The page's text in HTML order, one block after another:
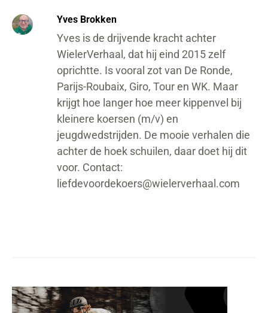
Yves Brokken
Yves is de drijvende kracht achter
WielerVerhaal, dat hij eind 2015 zelf
oprichtte. Is vooral zot van De Ronde,
Parijs-Roubaix, Giro, Tour en WK. Maar
krijgt hoe langer hoe meer kippenvel bij
kleinere koersen (m/v) en
jeugdwedstrijden. De mooie verhalen die
achter de hoek schuilen, daar doet hij dit
voor. Contact:
liefdevoordekoers@wielerverhaal.com